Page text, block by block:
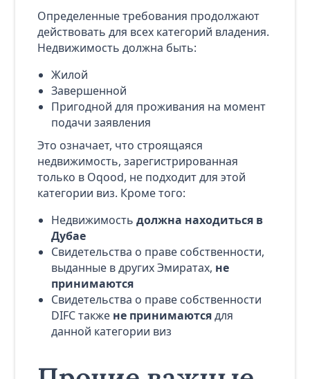
Определенные требования продолжают
действовать для всех категорий владения.
Недвижимость должна быть:
Жилой
Завершенной
Пригодной для проживания на момент
подачи заявления
Это означает, что строящаяся
недвижимость, зарегистрированная
только в Oqood, не подходит для этой
категории виз. Кроме того:
Недвижимость должна находиться в
Дубае
Свидетельства о праве собственности,
выданные в других Эмиратах, не
принимаются
Свидетельства о праве собственности
DIFC также не принимаютсядля
данной категории виз